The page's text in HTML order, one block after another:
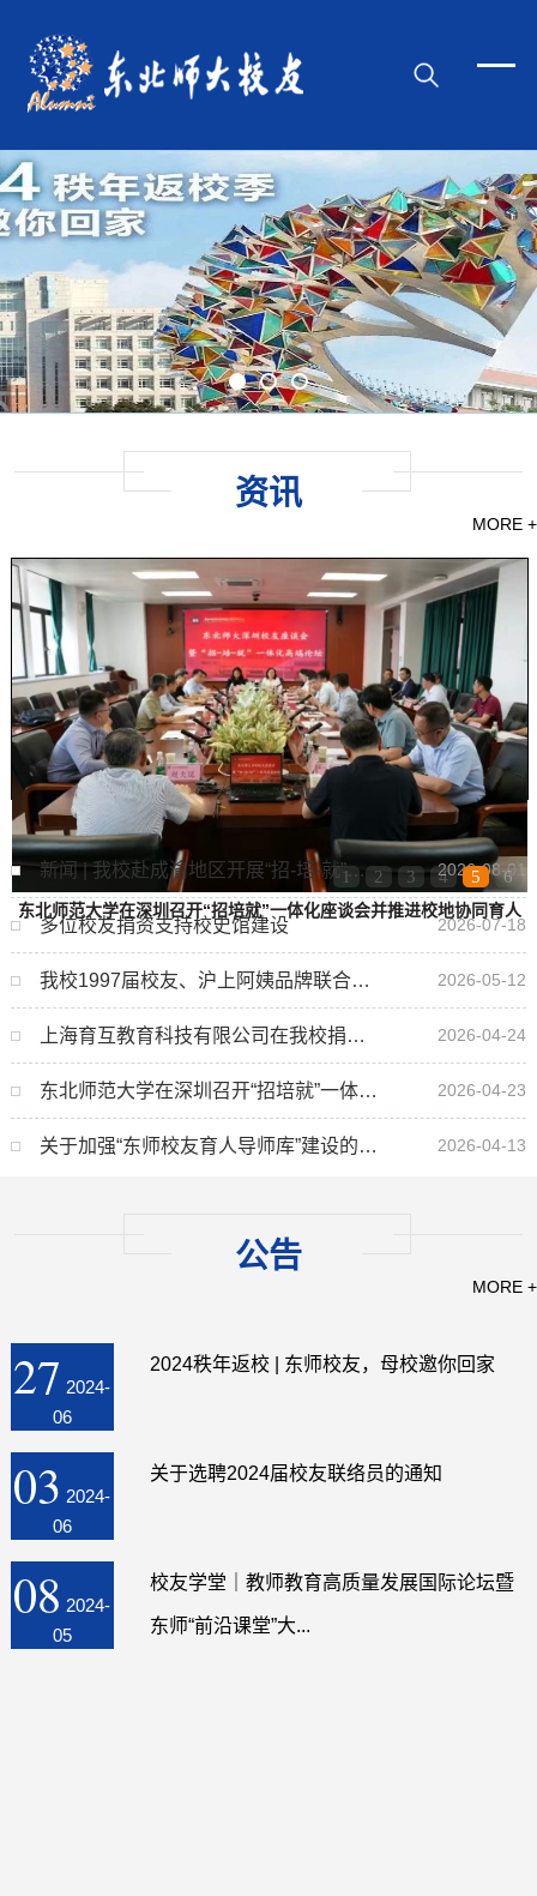
1 2 3
资讯
MORE +
1 2 3 4 5
6
东北师范大学在深圳召开“招培就”一体化座谈会并推进校地协同育人
新闻 | 我校赴成渝地区开展“招-培-就”一体化走访... 2026-08-01
多位校友捐资支持校史馆建设 2026-07-18
我校1997届校友、沪上阿姨品牌联合创始人周蓉蓉回... 2026-05-12
上海育互教育科技有限公司在我校捐资设立教育发展基金 2026-04-24
东北师范大学在深圳召开“招培就”一体化座谈会并... 2026-04-23
关于加强“东师校友育人导师库”建设的通知 2026-04-13
公告
MORE +
27 2024-
06
2024秩年返校 | 东师校友，母校邀你回家
03 2024-
06
关于选聘2024届校友联络员的通知
08 2024-
05
校友学堂｜教师教育高质量发展国际论坛暨
东师“前沿课堂”大...